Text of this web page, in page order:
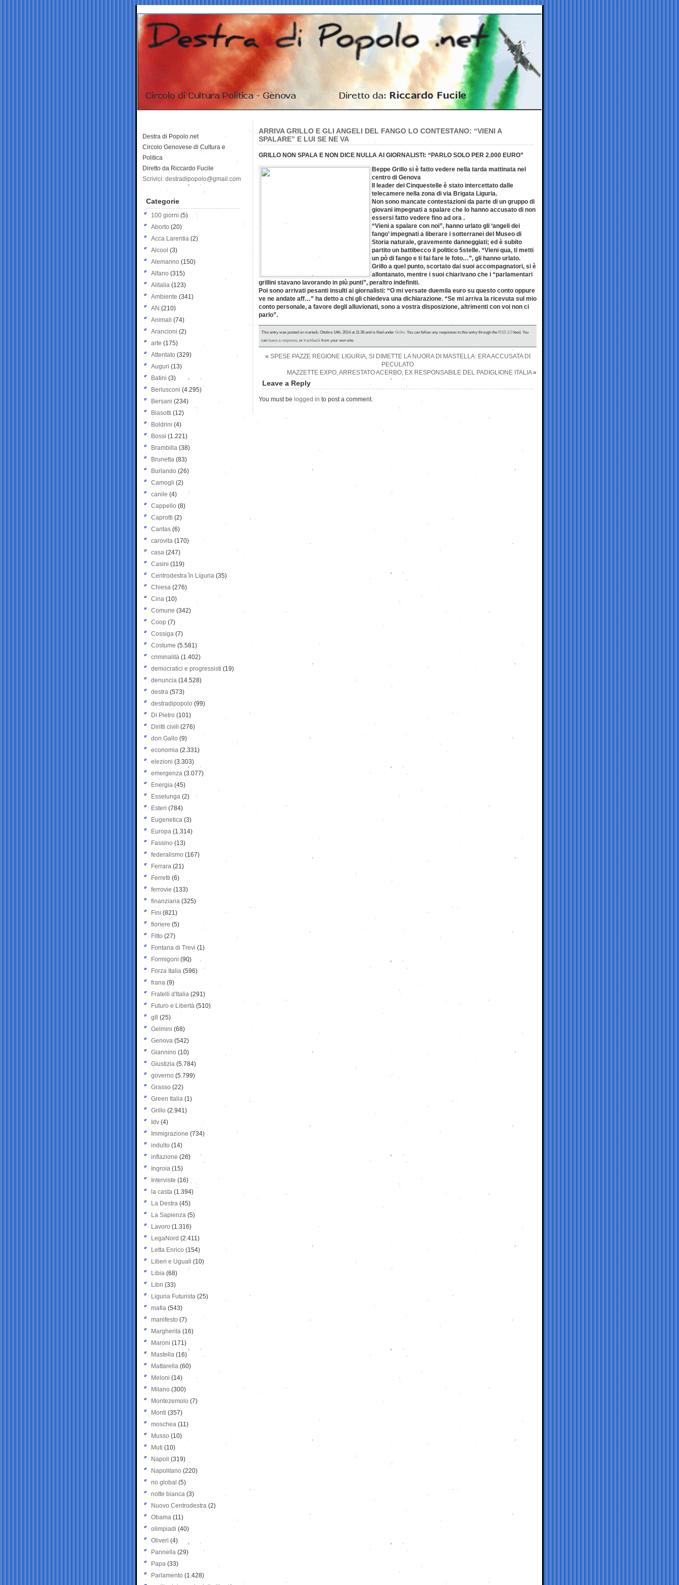
ARRIVA GRILLO E GLI ANGELI DEL FANGO LO CONTESTANO: “VIENI A
SPALARE” E LUI SE NE VA
GRILLO NON SPALA E NON DICE NULLA AI GIORNALISTI: “PARLO SOLO PER 2.000 EURO”
Beppe Grillo si è fatto vedere nella tarda mattinata nel
centro di Genova
Il leader dei Cinquestelle è stato intercettato dalle
telecamere nella zona di via Brigata Liguria.
Non sono mancate contestazioni da parte di un gruppo di
giovani impegnati a spalare che lo hanno accusato di non
essersi fatto vedere fino ad ora .
“Vieni a spalare con noi”, hanno urlato gli ‘angeli dei
fango’ impegnati a liberare i sotterranei del Museo di
Storia naturale, gravemente danneggiati; ed è subito
partito un battibecco il politico 5stelle. “Vieni qua, ti metti
un pò di fango e ti fai fare le foto…”, gli hanno urlato.
Grillo a quel punto, scortato dai suoi accompagnatori, si è
allontanato, mentre i suoi chiarivano che i “parlamentari
grillini stavano lavorando in più punti”, peraltro indefiniti.
Poi sono arrivati pesanti insulti ai giornalisti: “O mi versate duemila euro su questo conto oppure
ve ne andate aff…” ha detto a chi gli chiedeva una dichiarazione. “Se mi arriva la ricevuta sul mio
conto personale, a favore degli alluvionati, sono a vostra disposizione, altrimenti con voi non ci
parlo”.
This entry was posted on martedì, Ottobre 14th, 2014 at 11:38 and is filed underGrillo. You can follow any responses to this entry through theRSS 2.0feed. You
canleave a response, ortrackbackfrom your own site.
« SPESE PAZZE REGIONE LIGURIA, SI DIMETTE LA NUORA DI MASTELLA: ERA ACCUSATA DI
PECULATO
MAZZETTE EXPO, ARRESTATO ACERBO, EX RESPONSABILE DEL PADIGLIONE ITALIA»
Leave a Reply
You must be logged in to post a comment.
Destra di Popolo.net
Circolo Genovese di Cultura e
Politica
Diretto da Riccardo Fucile
Scrivici: destradipopolo@gmail.com
Categorie
100 giorni (5)
Aborto (20)
Acca Larentia (2)
Alcool (3)
Alemanno (150)
Alfano (315)
Alitalia (123)
Ambiente (341)
AN (210)
Animali (74)
Arancioni (2)
arte (175)
Attentato (329)
Auguri (13)
Batini (3)
Berlusconi (4.295)
Bersani (234)
Biasotti (12)
Boldrini (4)
Bossi (1.221)
Brambilla (38)
Brunetta (83)
Burlando (26)
Camogli (2)
canile (4)
Cappello (8)
Caprotti (2)
Caritas (6)
carovita (170)
casa (247)
Casini (119)
Centrodestra in Liguria (35)
Chiesa (276)
Cina (10)
Comune (342)
Coop (7)
Cossiga (7)
Costume (5.581)
criminalità (1.402)
democratici e progressisti (19)
denuncia (14.528)
destra (573)
destradipopolo (99)
Di Pietro (101)
Diritti civili (276)
don Gallo (9)
economia (2.331)
elezioni (3.303)
emergenza (3.077)
Energia (45)
Esselunga (2)
Esteri (784)
Eugenetica (3)
Europa (1.314)
Fassino (13)
federalismo (167)
Ferrara (21)
Ferretti (6)
ferrovie (133)
finanziaria (325)
Fini (821)
fioriere (5)
Fitto (27)
Fontana di Trevi (1)
Formigoni (90)
Forza Italia (596)
frana (9)
Fratelli d'Italia (291)
Futuro e Libertà (510)
g8 (25)
Gelmini (68)
Genova (542)
Giannino (10)
Giustizia (5.784)
governo (5.799)
Grasso (22)
Green Italia (1)
Grillo (2.941)
Idv (4)
Immigrazione (734)
indulto (14)
inflazione (26)
Ingroia (15)
Interviste (16)
la casta (1.394)
La Destra (45)
La Sapienza (5)
Lavoro (1.316)
LegaNord (2.411)
Letta Enrico (154)
Liberi e Uguali (10)
Libia (68)
Libri (33)
Liguria Futurista (25)
mafia (543)
manifesto (7)
Margherita (16)
Maroni (171)
Mastella (16)
Mattarella (60)
Meloni (14)
Milano (300)
Montezemolo (7)
Monti (357)
moschea (11)
Musso (10)
Muti (10)
Napoli (319)
Napolitano (220)
no global (5)
notte bianca (3)
Nuovo Centrodestra (2)
Obama (11)
olimpiadi (40)
Oliveri (4)
Pannella (29)
Papa (33)
Parlamento (1.428)